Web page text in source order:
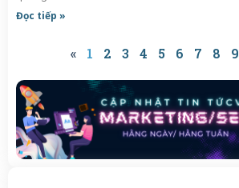
Đọc tiếp »
« 1 2 3 4 5 6 7 8 9